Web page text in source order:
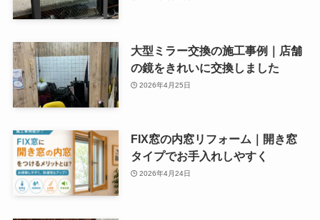
大型ミラー交換の施工事例｜店舗
の鏡をきれいに交換しました
2026年4月25日
FIX窓の内窓リフォーム｜開き窓
タイプでお手入れしやすく
2026年4月24日